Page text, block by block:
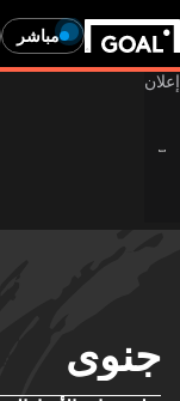
مباشر
جنوى